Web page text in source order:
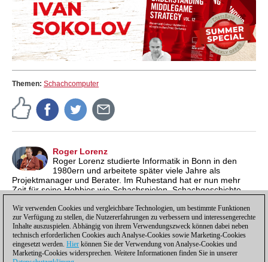
Themen: Schachcomputer
Roger Lorenz
Roger Lorenz studierte Informatik in Bonn in den
1980ern und arbeitete später viele Jahre als
Projektmanager und Berater. Im Ruhestand hat er nun mehr
Zeit für seine Hobbies wie Schachspielen, Schachgeschichte
und derChess History and Literature Society. Kontaktieren kann
man ihn über seineHomepage.
Wir verwenden Cookies und vergleichbare Technologien, um bestimmte Funktionen
zur Verfügung zu stellen, die Nutzererfahrungen zu verbessern und interessengerechte
Inhalte auszuspielen. Abhängig von ihrem Verwendungszweck können dabei neben
technisch erforderlichen Cookies auch Analyse-Cookies sowie Marketing-Cookies
eingesetzt werden. Hier können Sie der Verwendung von Analyse-Cookies und
Marketing-Cookies widersprechen. Weitere Informationen finden Sie in unserer